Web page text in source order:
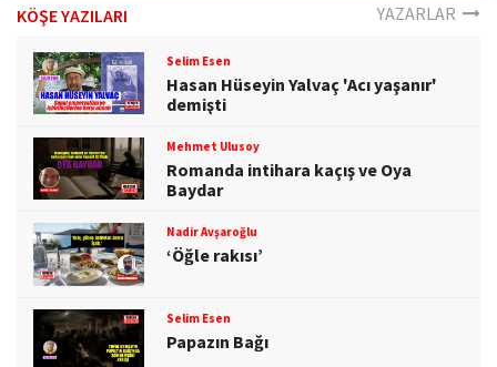
KÖŞE YAZILARI YAZARLAR
Selim Esen
Hasan Hüseyin Yalvaç 'Acı yaşanır'
demişti
Mehmet Ulusoy
Romanda intihara kaçış ve Oya
Baydar
Nadir Avşaroğlu
‘Öğle rakısı’
Selim Esen
Papazın Bağı